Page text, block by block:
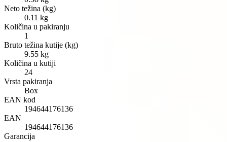
Neto težina (kg)
0.11 kg
Količina u pakiranju
1
Bruto težina kutije (kg)
9.55 kg
Količina u kutiji
24
Vrsta pakiranja
Box
EAN kod
194644176136
EAN
194644176136
Garancija